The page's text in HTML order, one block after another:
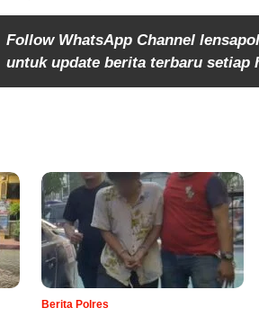
Follow WhatsApp Channel
untuk update berita terbaru setiap
Berita Polres